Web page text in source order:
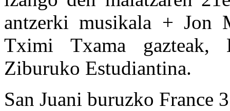
antzerki musikala + Jon
Tximi Txama gazteak,
Ziburuko Estudiantina.
San Juani buruzko France